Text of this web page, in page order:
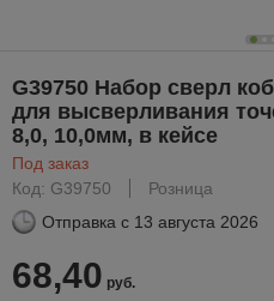
G39750 Набор сверл
для высверливания
8,0, 10,0мм, в кейсе
Под заказ
Код: G39750
Розница
Отправка с 13 августа 2026
68,40 руб.